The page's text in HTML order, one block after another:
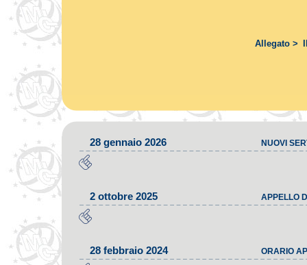
Allegato >
28 gennaio 2026 NUOVI
2 ottobre 2025 APPELLO
28 febbraio 2024 ORARIO